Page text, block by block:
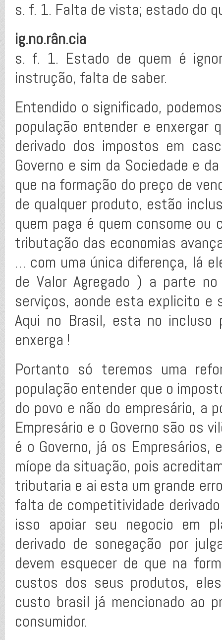
s. f. 1. Falta de vista; estado do
ig.no.rân.cia
s. f. 1. Estado de quem é
instrução, falta de saber.
Entendido o significado,
população entender e enxergar
derivado dos impostos em
Governo e sim da Sociedade e
que na formação do preço de
de qualquer produto, estão
quem paga é quem consome ou
tributação das economias
… com uma única diferença, lá
de Valor Agregado ) a parte
serviços, aonde esta explicito e
Aqui no Brasil, esta no
enxerga !
Portanto só teremos uma
população entender que o
do povo e não do empresário, a
Empresário e o Governo são os
é o Governo, já os
míope da situação, pois
tributaria e ai esta um grande
falta de competitividade
isso apoiar seu negocio em
derivado de sonegação por
devem esquecer de que na
custos dos seus produtos,
custo brasil já mencionado ao
consumidor.